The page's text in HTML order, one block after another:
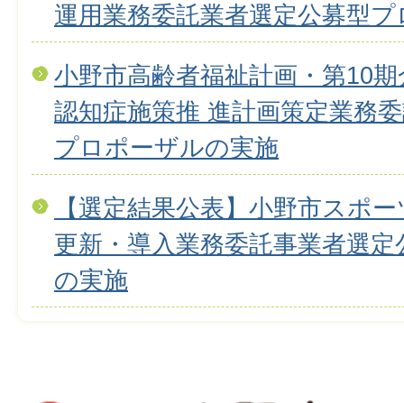
運用業務委託業者選定公募型
小野市高齢者福祉計画・第10
認知症施策推 進計画策定業務
プロポーザルの実施
【選定結果公表】小野市スポ
更新・導入業務委託事業者選
の実施